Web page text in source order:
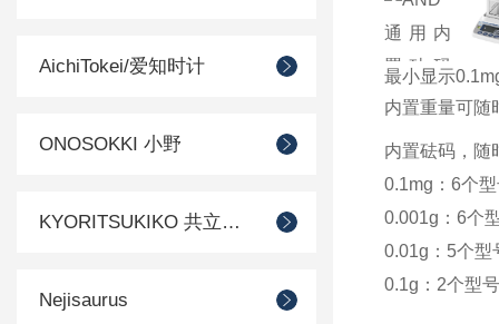
AichiTokei/爱知时计
ONOSOKKI 小野
KYORITSUKIKO 共立机巧
Nejisaurus
最小显示
内置重量可随
内置砝码，随
0.1mg：6个
0.001g：6个
0.01g：5个型
0.1g：2个型号